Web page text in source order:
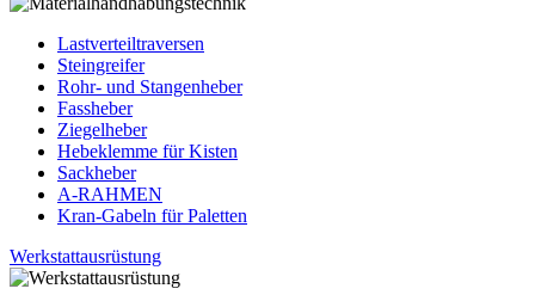
Lastverteiltraversen
Steingreifer
Rohr- und Stangenheber
Fassheber
Ziegelheber
Hebeklemme für Kisten
Sackheber
A-RAHMEN
Kran-Gabeln für Paletten
Werkstattausrüstung